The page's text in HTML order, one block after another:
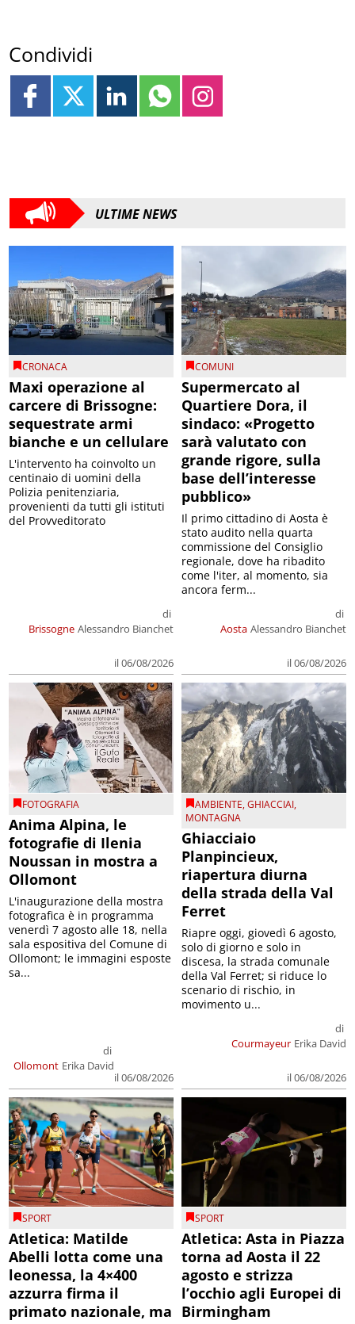
Condividi
ULTIME NEWS
CRONACA
Maxi operazione al
carcere di Brissogne:
sequestrate armi
bianche e un cellulare
Brissogne
di
Alessandro Bianchet
il 06/08/2026
L'intervento ha coinvolto un
centinaio di uomini della
Polizia penitenziaria,
provenienti da tutti gli istituti
del Provveditorato
COMUNI
Supermercato al
Quartiere Dora, il
sindaco: «Progetto
sarà valutato con
grande rigore, sulla
base dell’interesse
pubblico»
Aosta
di
Alessandro Bianchet
il 06/08/2026
Il primo cittadino di Aosta è
stato audito nella quarta
commissione del Consiglio
regionale, dove ha ribadito
come l'iter, al momento, sia
ancora ferm...
FOTOGRAFIA
Anima Alpina, le
fotografie di Ilenia
Noussan in mostra a
Ollomont
Ollomont
di
Erika David
il 06/08/2026
L'inaugurazione della mostra
fotografica è in programma
venerdì 7 agosto alle 18, nella
sala espositiva del Comune di
Ollomont; le immagini esposte
sa...
AMBIENTE,GHIACCIAI,
MONTAGNA
Ghiacciaio
Planpincieux,
riapertura diurna
della strada della Val
Ferret
Courmayeur
di
Erika David
il 06/08/2026
Riapre oggi, giovedì 6 agosto,
solo di giorno e solo in
discesa, la strada comunale
della Val Ferret; si riduce lo
scenario di rischio, in
movimento u...
SPORT
Atletica: Matilde
Abelli lotta come una
leonessa, la 4×400
azzurra firma il
primato nazionale, ma
SPORT
Atletica: Asta in Piazza
torna ad Aosta il 22
agosto e strizza
l’occhio agli Europei di
Birmingham